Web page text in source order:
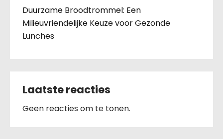
Duurzame Broodtrommel: Een
Milieuvriendelijke Keuze voor Gezonde
Lunches
Laatste reacties
Geen reacties om te tonen.